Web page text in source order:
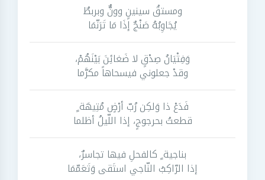
ومستقُ سينينٍ وونٌّ وبربطٌ
يُجَاوِبُهُ صَنْجٌ إذَا مَا تَرَنّمَا
وَفِتْيَانُ صِدْقٍ لا ضَغائِنَ بَيْنَهُمْ،
وقدْ جعلوني فيسحاهاً مكرَّما
فَدَعْ ذا وَلكِن رُبّ أرْضٍ مُتِيهَة ٍ
قطعتُ بحرجوجٍ، إذا اللّيلُ أظلما
بناجية ٍ كالفحلِ فيها تجاسرٌ،
إذا الرّاكِبُ النّاجي استَقى وَتَعَمّمَا